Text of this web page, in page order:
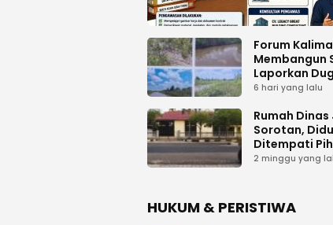
Forum
Membangun
Laporkan
Proyek
6 hari yang lalu
Rumah Dinas
Sorotan,
Ditempati
Tak Berhak
2 minggu yang
HUKUM & PERISTIWA